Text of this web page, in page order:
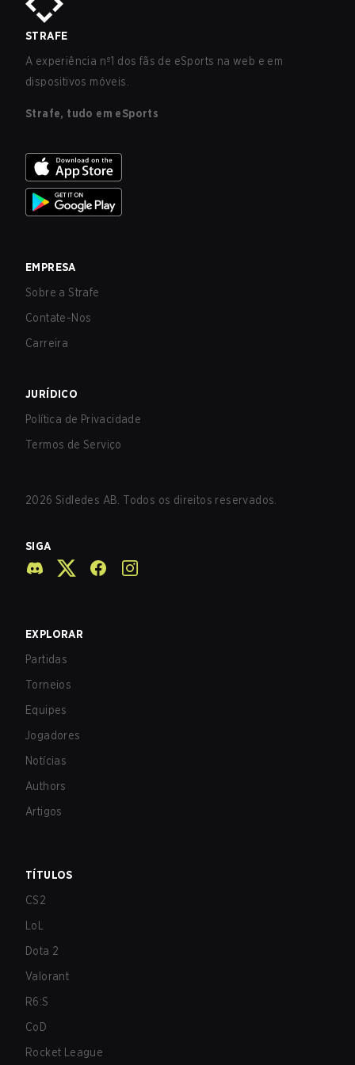
STRAFE
A experiência nº1 dos fãs de eSports na web e em
dispositivos móveis.
Strafe, tudo em eSports
EMPRESA
Sobre a Strafe
Contate-Nos
Carreira
JURÍDICO
Política de Privacidade
Termos de Serviço
2026 Sidledes AB. Todos os direitos reservados.
SIGA
EXPLORAR
Partidas
Torneios
Equipes
Jogadores
Notícias
Authors
Artigos
TÍTULOS
CS2
LoL
Dota 2
Valorant
R6:S
CoD
Rocket League